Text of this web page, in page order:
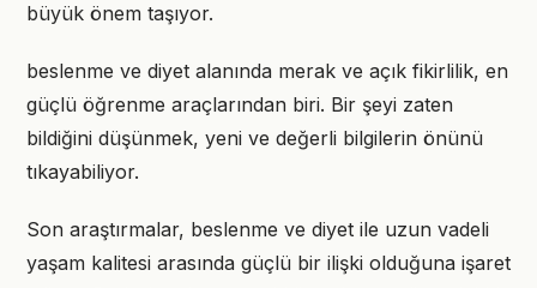
büyük önem taşıyor.
beslenme ve diyet alanında merak ve açık fikirlilik, en
güçlü öğrenme araçlarından biri. Bir şeyi zaten
bildiğini düşünmek, yeni ve değerli bilgilerin önünü
tıkayabiliyor.
Son araştırmalar, beslenme ve diyet ile uzun vadeli
yaşam kalitesi arasında güçlü bir ilişki olduğuna işaret